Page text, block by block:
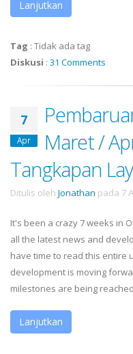
Lanjutkan
Tag : Tidak ada tag
Diskusi : 31 Comments
7
Apr
Maret /
Tangkapan
Ditulis oleh Jonathan pada 7
It's been a crazy 7 weeks in
all the latest news and
have time to read this entire
development is moving
milestones are being
Lanjutkan